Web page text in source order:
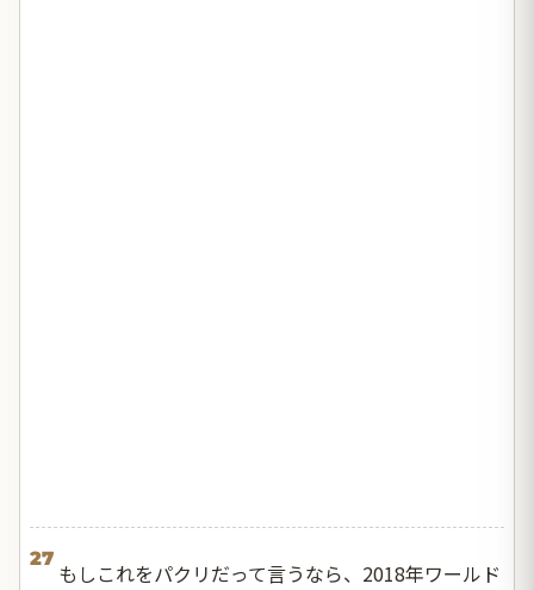
27
もしこれをパクリだって言うなら、2018年ワールド